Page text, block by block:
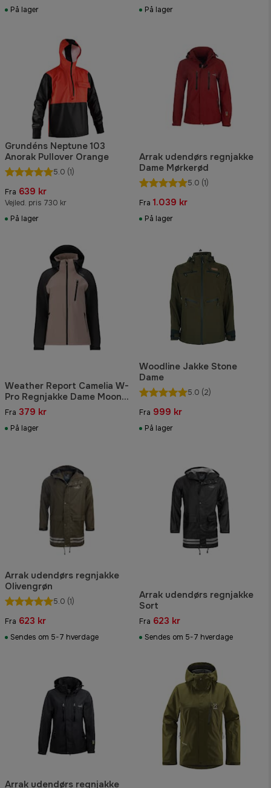
På lager På lager
Grundéns Neptune 103
Anorak Pullover Orange
5.0 (1)
Fra 639 kr
Vejled. pris 730 kr
På lager
Arrak udendørs regnjakke
Dame Mørkerød
5.0 (1)
Fra 1.039 kr
På lager
Weather Report Camelia W-
Pro Regnjakke Dame Moon
Rock
Fra 379 kr
På lager
Woodline Jakke Stone
Dame
5.0 (2)
Fra 999 kr
På lager
Arrak udendørs regnjakke
Olivengrøn
5.0 (1)
Fra 623 kr
Sendes om 5-7 hverdage
Arrak udendørs regnjakke
Sort
Fra 623 kr
Sendes om 5-7 hverdage
Arrak udendørs regnjakke